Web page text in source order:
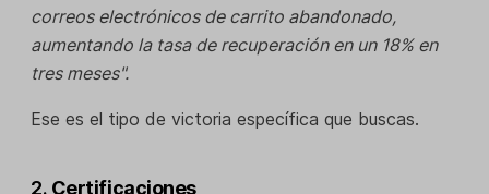
correos electrónicos de carrito abandonado,
aumentando la tasa de recuperación en un 18% en
tres meses".
Ese es el tipo de victoria específica que buscas.
2. Certificaciones